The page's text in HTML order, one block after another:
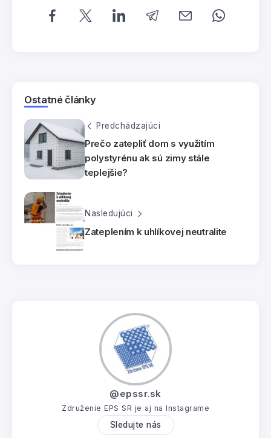
Ostatné články
Predchádzajúci
Prečo zatepliť dom s využitím
polystyrénu ak sú zimy stále
teplejšie?
Nasledujúci
Zateplením k uhlíkovej neutralite
@epssr.sk
Združenie EPS SR je aj na Instagrame
Sledujte nás